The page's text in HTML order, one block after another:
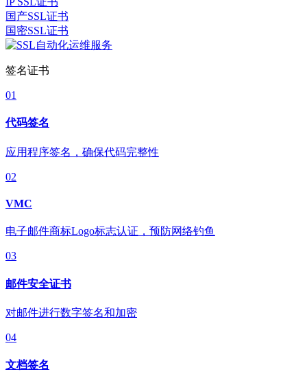
国产SSL证书
国密SSL证书
签名证书
01
代码签名
应用程序签名，确保代码完整性
02
VMC
电子邮件商标Logo标志认证，预防网络钓鱼
03
邮件安全证书
对邮件进行数字签名和加密
04
文档签名